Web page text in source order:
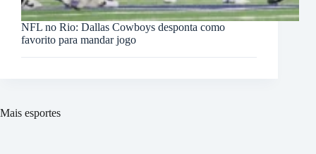
NFL no Rio: Dallas Cowboys desponta como
favorito para mandar jogo
Mais esportes